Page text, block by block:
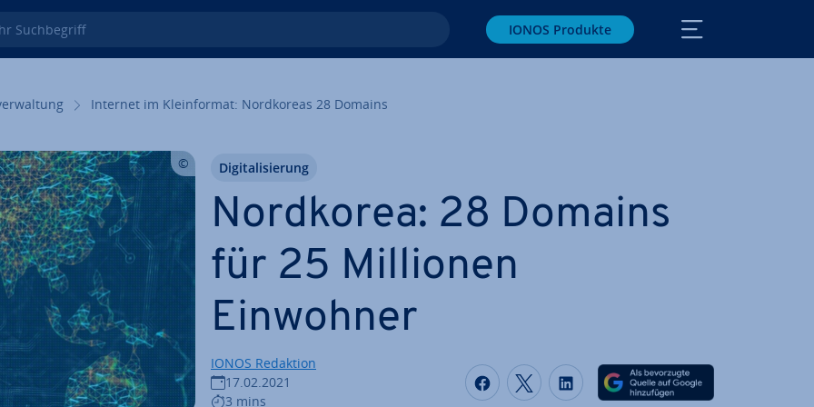
Such­be­griff IONOS Produkte
Internet im Klein­for­mat: Nord­ko­re­as 28 Domains
Nordkorea: 28 Domains
für 25 Millionen
Einwohner
IONOS Redaktion
17.02.2021
3 mins
Auf Facebook teilen
Auf Twitter teilen
Auf LinkedIn teilen
Di­gi­ta­li­sie­rung